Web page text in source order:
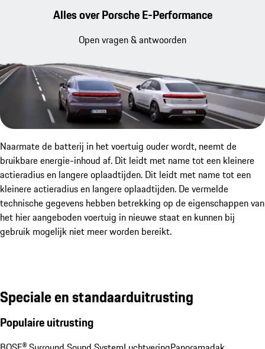
Alles over Porsche E-Performance
Open vragen & antwoorden
Naarmate de batterij in het voertuig ouder wordt, neemt de
bruikbare energie-inhoud af. Dit leidt met name tot een kleinere
actieradius en langere oplaadtijden. Dit leidt met name tot een
kleinere actieradius en langere oplaadtijden. De vermelde
technische gegevens hebben betrekking op de eigenschappen van
het hier aangeboden voertuig in nieuwe staat en kunnen bij
gebruik mogelijk niet meer worden bereikt.
Speciale en standaarduitrusting
Populaire uitrusting